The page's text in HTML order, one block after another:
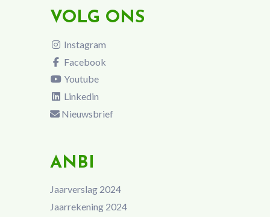
VOLG ONS
Instagram
Facebook
Youtube
Linkedin
Nieuwsbrief
ANBI
Jaarverslag 2024
Jaarrekening 2024